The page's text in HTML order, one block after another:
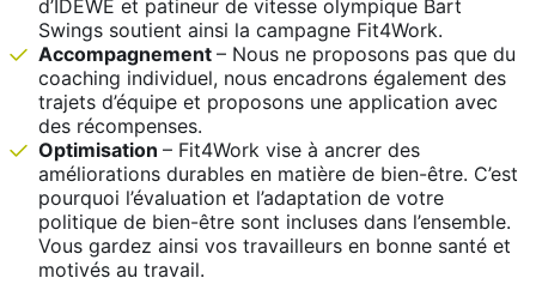
d’IDEWE et patineur de vitesse olympique Bart
Swings soutient ainsi la campagne Fit4Work.
Accompagnement – Nous ne proposons pas que du
coaching individuel, nous encadrons également des
trajets d’équipe et proposons une application avec
des récompenses.
Optimisation – Fit4Work vise à ancrer des
améliorations durables en matière de bien-être. C’est
pourquoi l’évaluation et l’adaptation de votre
politique de bien-être sont incluses dans l’ensemble.
Vous gardez ainsi vos travailleurs en bonne santé et
motivés au travail.